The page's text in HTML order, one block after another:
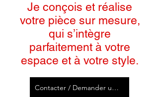
Je conçois et réalise
votre pièce sur mesure,
qui s’intègre
parfaitement à votre
espace et à votre style.
Contacter / Demander un devis